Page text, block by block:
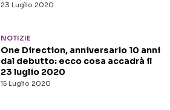
23 Luglio 2020
NOTIZIE
15 Luglio 2020
One Direction, anniversario 10 anni
dal debutto: ecco cosa accadrà il
23 luglio 2020